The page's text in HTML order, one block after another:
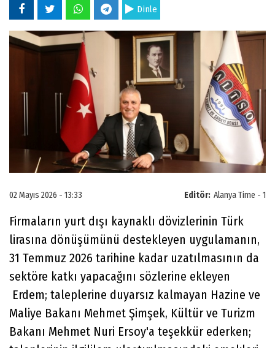
Dinle
Editör: Alanya Time - 1
02 Mayıs 2026 - 13:33
Firmaların yurt dışı kaynaklı dövizlerinin Türk
lirasına dönüşümünü destekleyen uygulamanın,
31 Temmuz 2026 tarihine kadar uzatılmasının da
sektöre katkı yapacağını sözlerine ekleyen
Erdem; taleplerine duyarsız kalmayan Hazine ve
Maliye Bakanı Mehmet Şimşek, Kültür ve Turizm
Bakanı Mehmet Nuri Ersoy'a teşekkür ederken;